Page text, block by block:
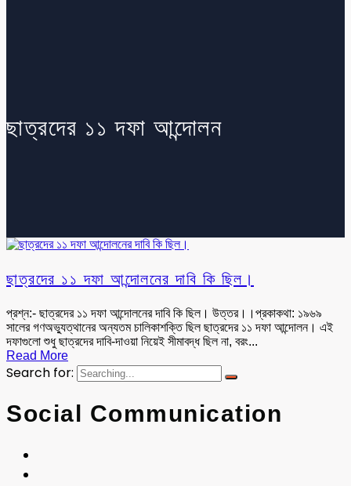
ছাত্রদের ১১ দফা আন্দোলন
ছাত্রদের ১১ দফা আন্দোলনের দাবি কি ছিল।
প্রশ্ন:- ছাত্রদের ১১ দফা আন্দোলনের দাবি কি ছিল। উত্তর।।প্রকাকথা: ১৯৬৯
সালের গণঅভ্যুত্থানের অন্যতম চালিকাশক্তি ছিল ছাত্রদের ১১ দফা আন্দোলন। এই
দফাগুলো শুধু ছাত্রদের দাবি-দাওয়া নিয়েই সীমাবদ্ধ ছিল না, বরং...
Read More
Search for:
Social Communication